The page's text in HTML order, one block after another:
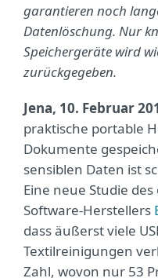
garantieren noch
Datenlöschung. Nur
Speichergeräte wird
zurückgegeben.
Jena, 10. Februar
praktische portable
Dokumente
sensiblen Daten ist
Eine neue Studie
Software-Herstellers
dass äußerst viele
Textilreinigungen
Zahl, wovon nur 53